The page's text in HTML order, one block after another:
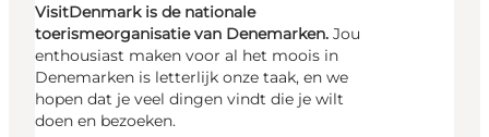
VisitDenmark is de nationale
toerismeorganisatie van Denemarken. Jou
enthousiast maken voor al het moois in
Denemarken is letterlijk onze taak, en we
hopen dat je veel dingen vindt die je wilt
doen en bezoeken.